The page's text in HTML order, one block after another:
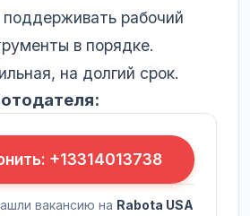
рабочий
в порядке.
на долгий срок.
+13314013738
вакансию на Rabota USA